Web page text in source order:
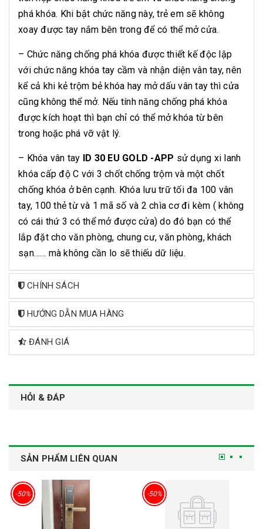
phá khóa. Khi bật chức năng này, trẻ em sẽ không
xoay được tay nắm bên trong để có thể mở cửa.
– Chức năng chống phá khóa được thiết kế độc lập
với chức năng khóa tay cầm và nhận diện vân tay, nên
kể cả khi kẻ trộm bẻ khóa hay mở dấu vân tay thì cửa
cũng không thể mở. Nếu tính năng chống phá khóa
được kích hoạt thì bạn chỉ có thể mở khóa từ bên
trong hoặc phá vỡ vật lý.
– Khóa vân tay ID 30 EU GOLD -APP sử dụng xi lanh
khóa cấp độ C với 3 chốt chống trộm và một chốt
chống khóa ở bên cạnh. Khóa lưu trữ tối đa 100 vân
tay, 100 thẻ từ và 1 mã số và 2 chìa cơ đi kèm ( không
có cái thứ 3 có thể mở được cửa) do đó bạn có thể
lắp đặt cho văn phòng, chung cư, văn phòng, khách
sạn…… mà không cần lo sẽ thiếu dữ liệu.
CHÍNH SÁCH
HƯỚNG DẪN MUA HÀNG
ĐÁNH GIÁ
HỎI & ĐÁP
SẢN PHẨM LIÊN QUAN
-50% -50%